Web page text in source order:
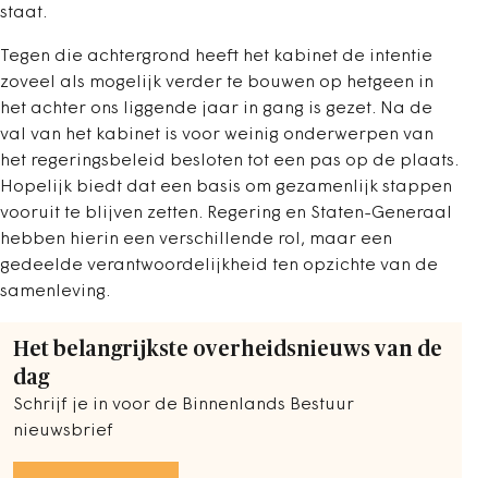
staat.
Tegen die achtergrond heeft het kabinet de intentie
zoveel als mogelijk verder te bouwen op hetgeen in
het achter ons liggende jaar in gang is gezet. Na de
val van het kabinet is voor weinig onderwerpen van
het regeringsbeleid besloten tot een pas op de plaats.
Hopelijk biedt dat een basis om gezamenlijk stappen
vooruit te blijven zetten. Regering en Staten-Generaal
hebben hierin een verschillende rol, maar een
gedeelde verantwoordelijkheid ten opzichte van de
samenleving.
Het belangrijkste overheidsnieuws van de
dag
Schrijf je in voor de Binnenlands Bestuur
nieuwsbrief